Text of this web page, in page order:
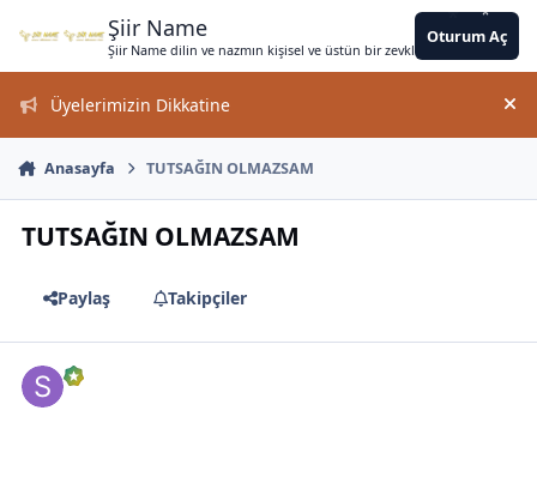
Şiir Name
Şiir Name dilin ve nazmın kişisel ve üstün bir zevkle bir arada
Oturum Aç
Üyelerimizin Dikkatine
Anasayfa TUTSAĞIN OLMAZSAM
TUTSAĞIN OLMAZSAM
Paylaş Takipçiler
*
* *
*
* **
*